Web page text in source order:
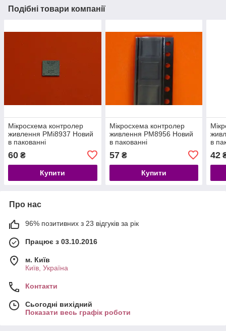
Подібні товари компанії
Мікросхема контролер
живлення PMi8937 Новий
в пакованні
60 ₴
Купити
Мікросхема контролер
живлення PM8956 Новий
в пакованні
57₴
Купити
в
42
Про нас
96% позитивних з 23 відгуків за рік
Працює з 03.10.2016
м. Київ
Київ, Україна
Контакти
Сьогодні вихідний
Показати весь графік роботи